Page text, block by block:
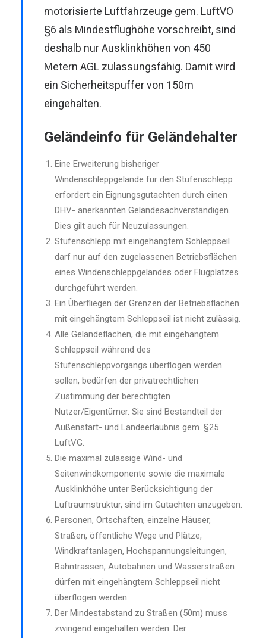
motorisierte Luftfahrzeuge gem. LuftVO
§6 als Mindestflughöhe vorschreibt, sind
deshalb nur Ausklinkhöhen von 450
Metern AGL zulassungsfähig. Damit wird
ein Sicherheitspuffer von 150m
eingehalten.
Geländeinfo für Geländehalter
Eine Erweiterung bisheriger
Windenschleppgelände für den Stufenschlepp
erfordert ein Eignungsgutachten durch einen
DHV- anerkannten Geländesachverständigen.
Dies gilt auch für Neuzulassungen.
Stufenschlepp mit eingehängtem Schleppseil
darf nur auf den zugelassenen Betriebsflächen
eines Windenschleppgeländes oder Flugplatzes
durchgeführt werden.
Ein Überfliegen der Grenzen der Betriebsflächen
mit eingehängtem Schleppseil ist nicht zulässig.
Alle Geländeflächen, die mit eingehängtem
Schleppseil während des
Stufenschleppvorgangs überflogen werden
sollen, bedürfen der privatrechtlichen
Zustimmung der berechtigten
Nutzer/Eigentümer. Sie sind Bestandteil der
Außenstart- und Landeerlaubnis gem. §25
LuftVG.
Die maximal zulässige Wind- und
Seitenwindkomponente sowie die maximale
Ausklinkhöhe unter Berücksichtigung der
Luftraumstruktur, sind im Gutachten anzugeben.
Personen, Ortschaften, einzelne Häuser,
Straßen, öffentliche Wege und Plätze,
Windkraftanlagen, Hochspannungsleitungen,
Bahntrassen, Autobahnen und Wasserstraßen
dürfen mit eingehängtem Schleppseil nicht
überflogen werden.
Der Mindestabstand zu Straßen (50m) muss
zwingend eingehalten werden. Der